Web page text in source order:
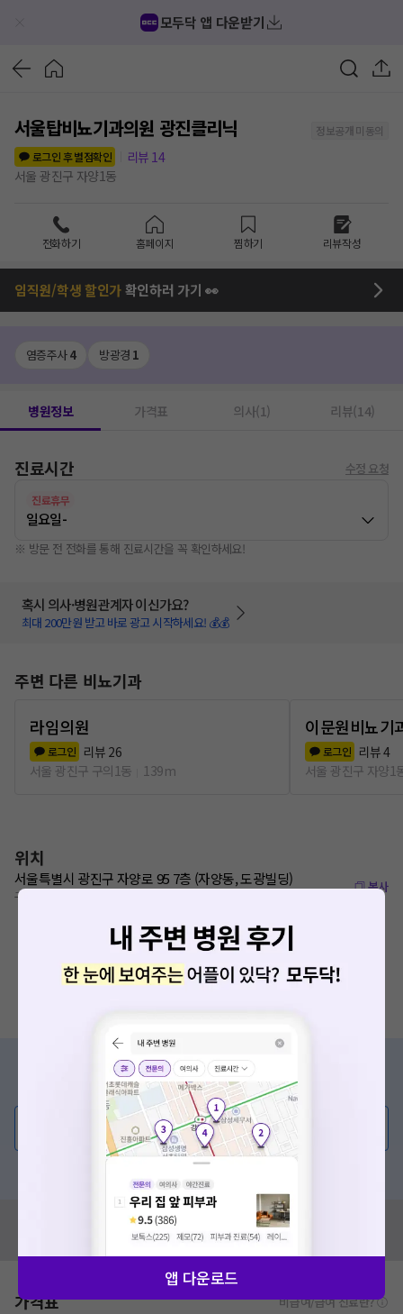
모두닥 앱 다운받기
서울탑비뇨기과의원 광진클리닉
정보공개 미동의
로그인 후 별점확인
리뷰 14
서울 광진구 자양1동
전화하기 홈페이지 찜하기 리뷰작성
임직원/학생 할인가확인하러 가기 👀
염증주사4 방광경 1
병원정보 가격표 의사(1) 리뷰(14)
진료시간 수정 요청
진료휴무
일요일-
※ 방문 전 전화를 통해 진료시간을 꼭 확인하세요!
혹시 의사·병원관계자 이신가요?
최대 200만원 받고 바로 광고 시작하세요! 💰💰
주변 다른 비뇨기과
라임의원
로그인 리뷰 26
서울 광진구 구의1동
139m
이문원비뇨기
로그인 리뷰4
서울 광진구 자양1
위치
서울특별시 광진구 자양로 95 7층 (자양동, 도광빌딩)
구의역 4번출구 160m
복사
증상/치료, 궁금한 점이 있나요?
의사가 직접 답해드려요!
💬 무엇이든 물어보세요
혹은, 의료상담 서비스에 다양한 게시글 보러가기
혹시 잘못된 병원정보가 있나요?
모두닥 팀에 알려주세요!
가격표 비급여/급여 진료란?
앱 다운로드